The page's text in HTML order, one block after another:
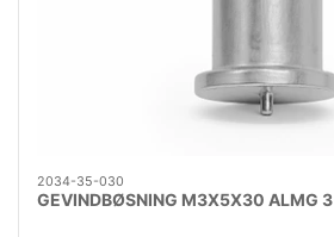
2034-35-030
GEVINDBØSNING M3X5X30 ALMG 3